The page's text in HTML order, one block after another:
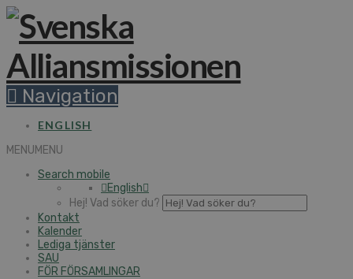
Navigation
ENGLISH
MENUMENU
Search mobile
English
Hej! Vad söker du?
Kontakt
Kalender
Lediga tjänster
SAU
FÖR FÖRSAMLINGAR